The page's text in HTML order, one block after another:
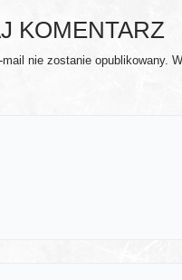
KOMENTARZ
nie zostanie opublikowany.